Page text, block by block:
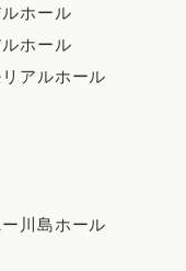
ホール
ホール
アルホール
川島ホール